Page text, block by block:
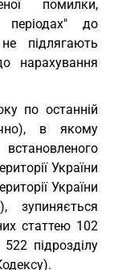
помилки,
періодах" до
підлягають
нарахування
по останній
в якому
України
України
зупиняється
статтею 102
підрозділу